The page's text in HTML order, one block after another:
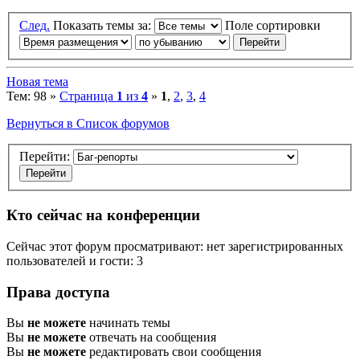
След. Показать темы за: Поле сортировки
Новая тема
Тем: 98 » Страница 1 из 4 » 1, 2, 3, 4
Вернуться в Список форумов
Перейти:
Кто сейчас на конференции
Сейчас этот форум просматривают: нет зарегистрированных
пользователей и гости: 3
Права доступа
Вы не можете начинать темы
Вы не можете отвечать на сообщения
Вы не можете редактировать свои сообщения